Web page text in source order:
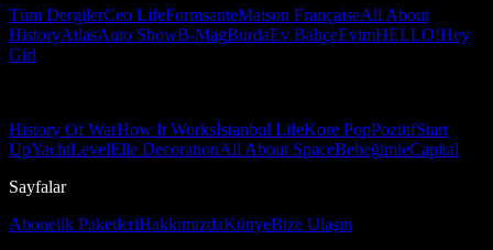
Tüm DergilerCeo LifeFormsanteMaison FrançaiseAll About
HistoryAtlasAuto ShowB-MagBurdaEv BahçeEvimHELLO!Hey
Girl
History Of WarHow It Worksİstanbul LifeKore PopPozitifStart
UpYachtLevelElle DecorationAll About SpaceBebeğimleCapital
Sayfalar
Abonelik PaketleriHakkımızdaKünyeBize Ulaşın